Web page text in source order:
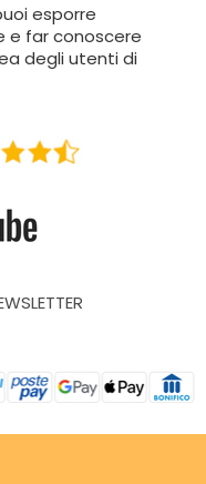
esporre
e far conoscere
degli utenti di